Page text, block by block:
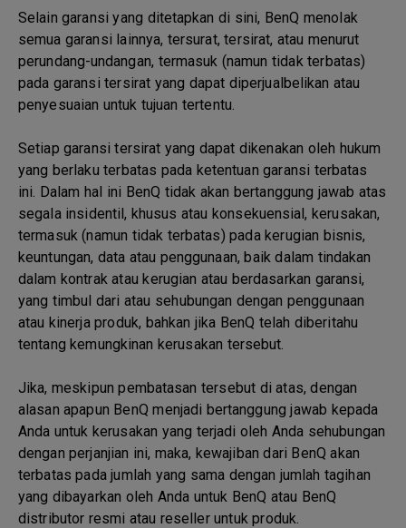
Selain garansi yang ditetapkan di sini, BenQ menolak
semua garansi lainnya, tersurat, tersirat, atau menurut
perundang-undangan, termasuk (namun tidak terbatas)
pada garansi tersirat yang dapat diperjualbelikan atau
penyesuaian untuk tujuan tertentu.
Setiap garansi tersirat yang dapat dikenakan oleh hukum
yang berlaku terbatas pada ketentuan garansi terbatas
ini. Dalam hal ini BenQ tidak akan bertanggung jawab atas
segala insidentil, khusus atau konsekuensial, kerusakan,
termasuk (namun tidak terbatas) pada kerugian bisnis,
keuntungan, data atau penggunaan, baik dalam tindakan
dalam kontrak atau kerugian atau berdasarkan garansi,
yang timbul dari atau sehubungan dengan penggunaan
atau kinerja produk, bahkan jika BenQ telah diberitahu
tentang kemungkinan kerusakan tersebut.
Jika, meskipun pembatasan tersebut di atas, dengan
alasan apapun BenQ menjadi bertanggung jawab kepada
Anda untuk kerusakan yang terjadi oleh Anda sehubungan
dengan perjanjian ini, maka, kewajiban dari BenQ akan
terbatas pada jumlah yang sama dengan jumlah tagihan
yang dibayarkan oleh Anda untuk BenQ atau BenQ
distributor resmi atau reseller untuk produk.